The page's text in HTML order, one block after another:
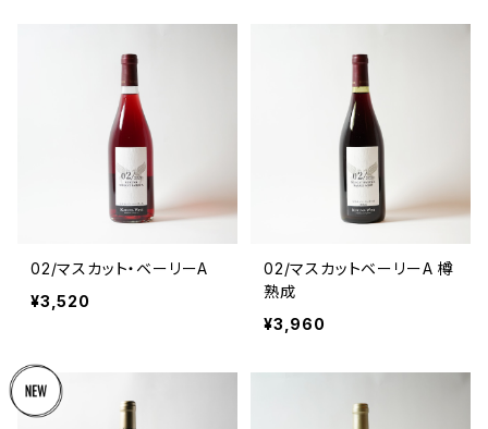
02/マスカット・ベーリーA
¥3,520
02/マスカットベーリーA 樽
熟成
¥3,960